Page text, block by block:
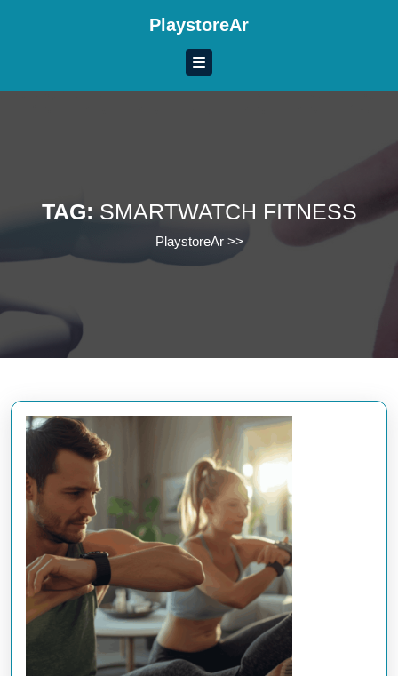
PlaystoreAr
TAG: SMARTWATCH FITNESS
PlaystoreAr>>